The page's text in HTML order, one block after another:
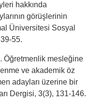
hakkında
görüşlerinin
Üniversitesi Sosyal
55.
Öğretmenlik mesleğine
ve akademik öz
adayları üzerine bir
Dergisi, 3(3), 131-146.